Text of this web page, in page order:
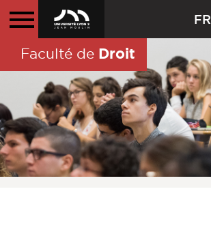
FR
Faculté de Droit